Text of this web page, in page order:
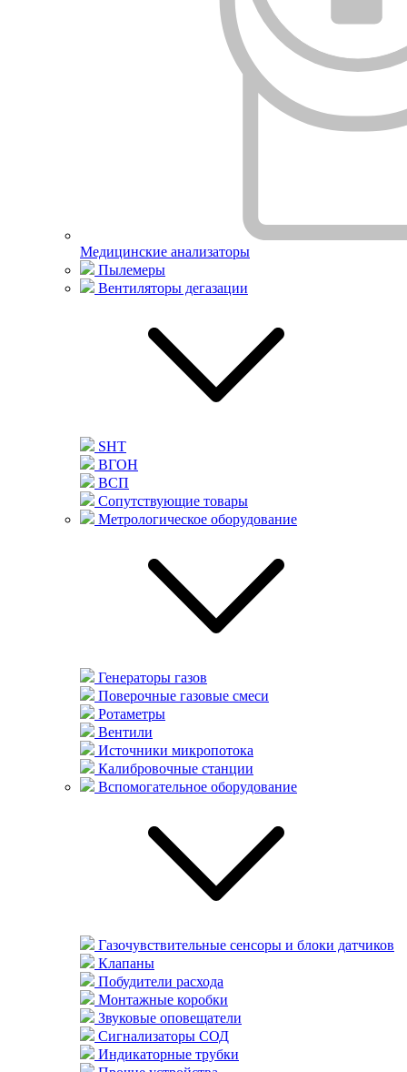
Медицинские анализаторы
Пылемеры
Вентиляторы дегазации
SHT
ВГОН
ВСП
Сопутствующие товары
Метрологическое оборудование
Генераторы газов
Поверочные газовые смеси
Ротаметры
Вентили
Источники микропотока
Калибровочные станции
Вспомогательное оборудование
Газочувствительные сенсоры и блоки датчиков
Клапаны
Побудители расхода
Монтажные коробки
Звуковые оповещатели
Сигнализаторы СОД
Индикаторные трубки